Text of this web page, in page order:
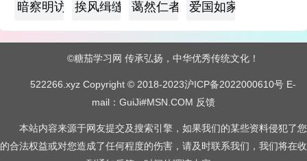
暗察明访 挨风缉缝 蔼然仁者 爱国如家
©糖茄学习网 传承弘扬，中华优秀传统文化！
522266.xyz Copyright © 2018-2023沪ICP备2022000610号 E-
mail：GuiJi#MSN.COM 反馈
本站内容来源于网友提交及搜索引擎，如果我们的某些资料侵犯了您
的合法权益或对您造成了任何程度的伤害，请及时联系我们，我们将在收